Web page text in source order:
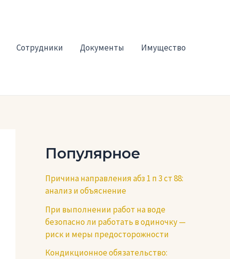
Сотрудники Документы Имущество
Популярное
Причина направления абз 1 п 3 ст 88:
анализ и объяснение
При выполнении работ на воде
безопасно ли работать в одиночку —
риск и меры предосторожности
Кондикционное обязательство: